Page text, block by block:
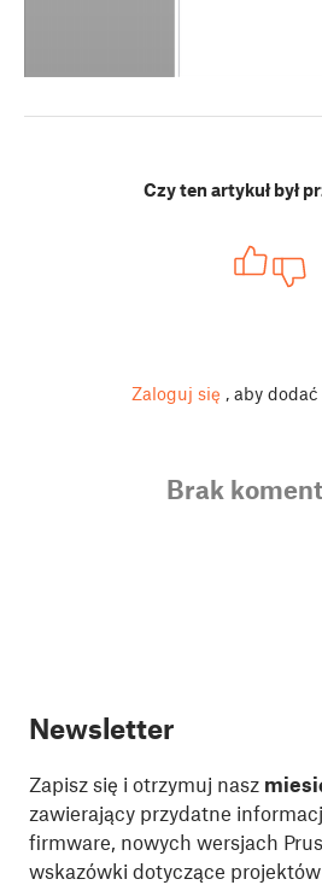
Czy ten artykuł był
Zaloguj się , aby
Brak
Newsletter
Zapisz się i otrzymuj nasz
zawierający przydatne
firmware, nowych wersjach
wskazówki dotyczące